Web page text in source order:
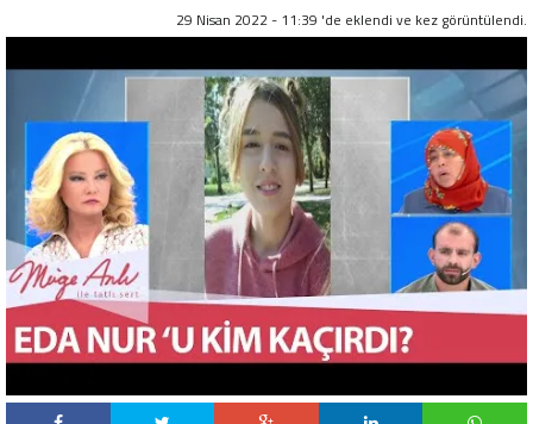
29 Nisan 2022 - 11:39 'de eklendi ve kez görüntülendi.